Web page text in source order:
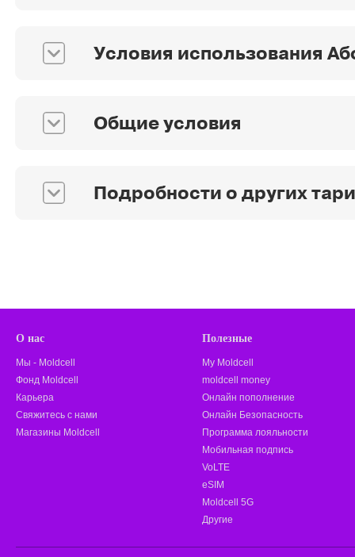
Условия использования
Общие условия
Подробности о других
О нас
Мы - Moldcell
Фонд Moldcell
Карьера
Свяжитесь с нами
Магазины Moldcell
Полезные
My Moldcell
moldcell money
Онлайн пополнение
Онлайн Безопасность
Программа лояльности
Мобильная подпись
VoLTE
eSIM
Moldcell 5G
Другие